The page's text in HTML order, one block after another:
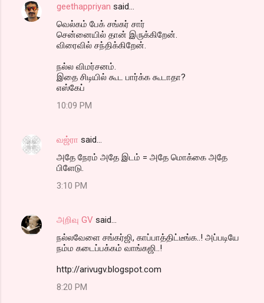
geethappriyan said…
வெல்கம் பேக் சங்கர் சார்
சென்னையில் தான் இருக்கிறேன்.
விரைவில் சந்திக்கிறேன்.
நல்ல விமர்சனம்.
இதை சிடியில் கூட பார்க்க கூடாதா?
எஸ்கேப்
10:09 PM
வஜ்ரா said…
அதே நேரம் அதே இடம் = அதே மொக்கை அதே
பிளேடு.
3:10 PM
அறிவு GV said…
நல்லவேளை சங்கர்ஜி, காப்பாத்திட்டீங்க..! அப்படியே
நம்ம கடைப்பக்கம் வாங்கஜி..!
http://arivugv.blogspot.com
8:20 PM